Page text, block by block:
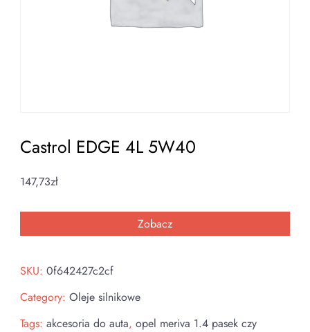
Castrol EDGE 4L 5W40
147,73zł
Zobacz
SKU: 0f642427c2cf
Category: Oleje silnikowe
Tags: akcesoria do auta, opel meriva 1.4 pasek czy